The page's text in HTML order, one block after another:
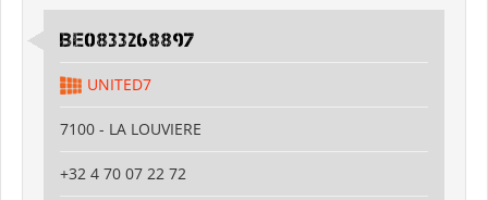
BE0833268897
UNITED7
7100 - LA LOUVIERE
+32 4 70 07 22 72